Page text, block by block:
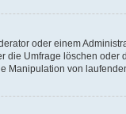
oder einem
Umfrage löschen
Manipulation von